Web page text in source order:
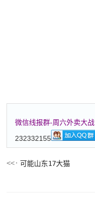
微信线报群-周六外卖大战
232332155
可能山东17大猫